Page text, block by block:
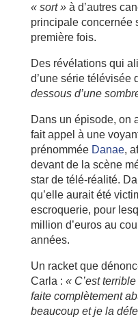
« sort »à d’autres
principale concernée
première fois.
Des révélations qui
d’une série télévisée
dessous d’une
Dans un épisode, on
fait appel à une
prénommée Danae,
devant de la scène
star de télé-réalité.
qu’elle aurait été
escroquerie, pour
million d’euros au
années.
Un racket que
Carla : « C’est
faite complètement
beaucoup et je la